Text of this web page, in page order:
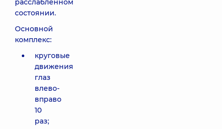
расслабленном
состоянии.
Основной
комплекс:
круговые
движения
глаз
влево-
вправо
10
раз;